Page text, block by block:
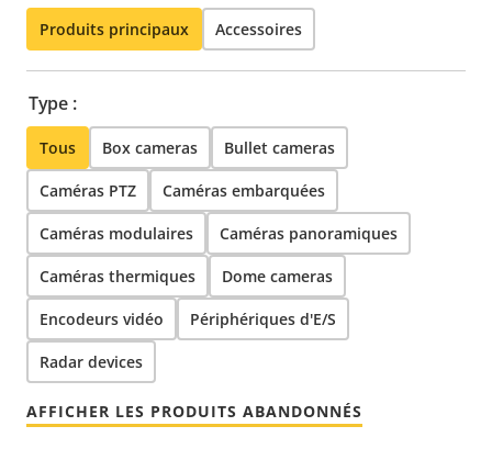
Produits principaux Accessoires
Type :
Tous Box cameras Bullet cameras
Caméras PTZ Caméras embarquées
Caméras modulaires Caméras panoramiques
Caméras thermiques Dome cameras
Encodeurs vidéo Périphériques d'E/S
Radar devices
AFFICHER LES PRODUITS ABANDONNÉS